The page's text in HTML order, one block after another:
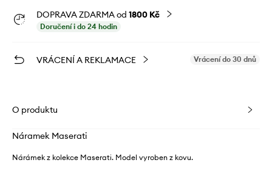
DOPRAVA ZDARMA od 1800 Kč
Doručení i do 24 hodin
VRÁCENÍ A REKLAMACE Vrácení do 30 dnů
O produktu
Náramek Maserati
Nárámek z kolekce Maserati. Model vyroben z kovu.